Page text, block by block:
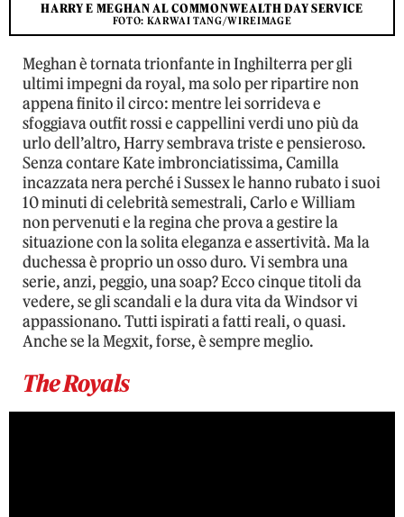
HARRY E MEGHAN AL COMMONWEALTH DAY SERVICE
FOTO: KARWAI TANG/WIREIMAGE
Meghan è tornata trionfante in Inghilterra per gli
ultimi impegni da royal, ma solo per ripartire non
appena finito il circo: mentre lei sorrideva e
sfoggiava outfit rossi e cappellini verdi uno più da
urlo dell’altro, Harry sembrava triste e pensieroso.
Senza contare Kate imbronciatissima, Camilla
incazzata nera perché i Sussex le hanno rubato i suoi
10 minuti di celebrità semestrali, Carlo e William
non pervenuti e la regina che prova a gestire la
situazione con la solita eleganza e assertività. Ma la
duchessa è proprio un osso duro. Vi sembra una
serie, anzi, peggio, una soap? Ecco cinque titoli da
vedere, se gli scandali e la dura vita da Windsor vi
appassionano. Tutti ispirati a fatti reali, o quasi.
Anche se la Megxit, forse, è sempre meglio.
The Royals